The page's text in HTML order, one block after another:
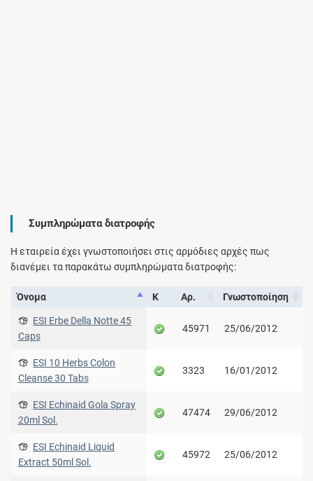
Συμπληρώματα διατροφής
Η εταιρεία έχει γνωστοποιήσει στις αρμόδιες αρχές πως
διανέμει τα παρακάτω συμπληρώματα διατροφής:
Όνομα Κ Αρ. Γνωστοποίηση
ESI Erbe Della Notte 45
Caps
45971 25/06/2012
ESI 10 Herbs Colon
Cleanse 30 Tabs
3323 16/01/2012
ESI Echinaid Gola Spray
20ml Sol.
47474 29/06/2012
ESI Echinaid Liquid
Extract 50ml Sol.
45972 25/06/2012